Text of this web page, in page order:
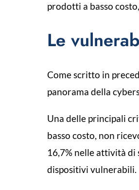
prodotti a basso
Le
Come scritto in
panorama della
Una delle principali
basso costo, non
16,7% nelle attività
dispositivi vulnerabili.